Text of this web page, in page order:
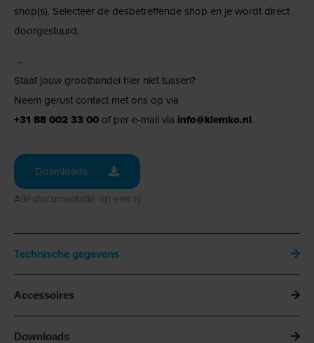
shop(s). Selecteer de desbetreffende shop en je wordt direct
doorgestuurd.
→
Staat jouw groothandel hier niet tussen?
Neem gerust contact met ons op via
+31 88 002 33 00 of per e-mail via info@klemko.nl.
Downloads
Alle documentatie op een rij
Technische gegevens
Accessoires
Downloads